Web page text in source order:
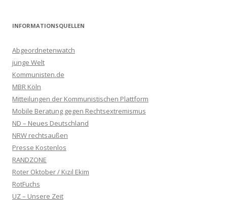
INFORMATIONSQUELLEN
Abgeordnetenwatch
junge Welt
Kommunisten.de
MBR Köln
Mitteilungen der Kommunistischen Plattform
Mobile Beratung gegen Rechtsextremismus
ND – Neues Deutschland
NRW rechtsaußen
Presse Kostenlos
RANDZONE
Roter Oktober / Kızıl Ekim
RotFuchs
UZ – Unsere Zeit